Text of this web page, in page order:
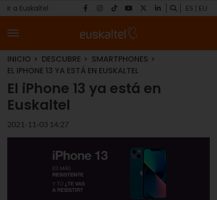
Ir a Euskaltel ES EU
INICIO DESCUBRE
SMARTPHONES
EL IPHONE 13 YA ESTÁ EN EUSKALTEL
El iPhone 13 ya está en
Euskaltel
2021-11-03 14:27